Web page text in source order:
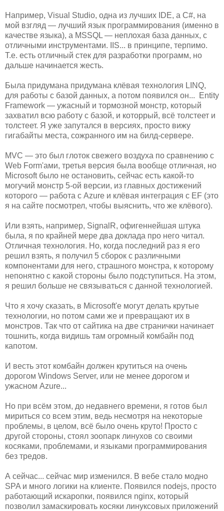
Например, Visual Studio, одна из лучших IDE, а C#, на
мой взгляд — лучший язык программирования (именно в
качестве языка), а MSSQL — неплохая база данных, с
отличными инструментами. IIS... в принципе, терпимо.
Т.е. есть отличный стек для разработки программ, но
дальше начинается жесть.
Была придумана придумана клёвая технология LINQ,
для работы с базой данных, а потом появился он... Entity
Framework — ужасный и тормозной монстр, который
захватил всю работу с базой, и которрый, всё толстеет и
толстеет. Я уже запутался в версиях, просто вижу
гигабайты места, сожранного им на билд-сервере.
MVC — это был глоток свежего воздуха по сравнению с
Web Form'ами, третья версия была вообще отличная, но
Microsoft было не остановить, сейчас есть какой-то
могучий монстр 5-ой версии, из главных достижений
которого — работа с Azure и клёвая интеграция с EF (это
я на сайте посмотрел, чтобы выяснить, что же клёвого).
Или взять, например, SignalR, офигеннейшая штука
была, я по крайней мере два доклада про него читал.
Отличная технология. Но, когда последний раз я его
решил взять, я получил 5 сборок с различными
компонентами для него, страшного монстра, к которому
непонятно с какой стороны было подступиться. На этом,
я решил больше не связываться с данной технологией.
Что я хочу сказать, в Microsoft'е могут делать крутые
технологии, но потом сами же и превращают их в
монстров. Так что от сайтика на две странички начинает
тошнить, когда видишь там огромный комбайн под
капотом.
И весть этот комбайн должен крутиться на очень
дорогом Windows Server, или не менее дорогом и
ужасном Azure...
Но при всём этом, до недавнего времени, я готов был
мириться со всем этим, ведь несмотря на некоторые
проблемы, в целом, всё было очень круто! Просто с
другой стороны, стоял зоопарк линухов со своими
косяками, проблемами, и языками программирования
без тредов.
А сейчас... сейчас мир изменился. В вебе стало модно
SPA и много логики на клиенте. Появился nodejs, просто
работающий искаропки, появился nginx, который
позволил замаскировать косяки линуксовых приложений